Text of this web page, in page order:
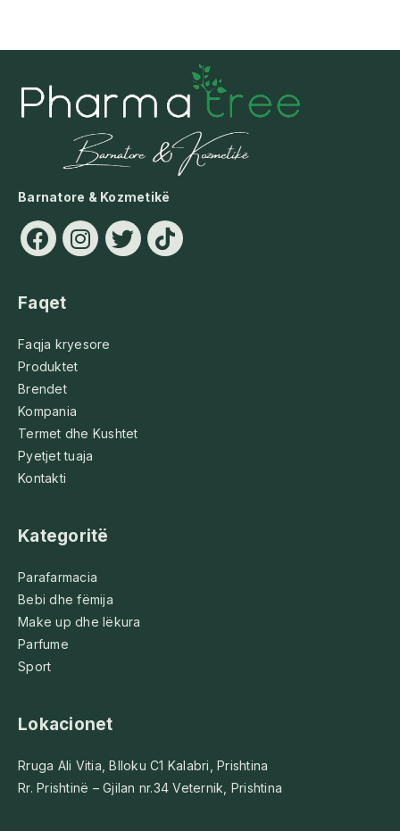
Barnatore & Kozmetikë
Faqet
Faqja kryesore
Produktet
Brendet
Kompania
Termet dhe Kushtet
Pyetjet tuaja
Kontakti
Kategoritë
Parafarmacia
Bebi dhe fëmija
Make up dhe lëkura
Parfume
Sport
Lokacionet
Rruga Ali Vitia, Blloku C1 Kalabri, Prishtina
Rr. Prishtinë – Gjilan nr.34 Veternik, Prishtina